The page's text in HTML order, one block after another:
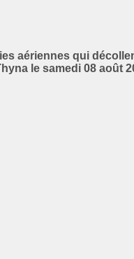
aériennes qui
le samedi 08 août